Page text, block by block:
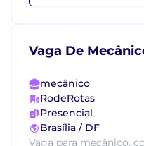
Vaga De
mecânico
RodeRotas
Presencial
Brasília / DF
Vaga para mecânico,